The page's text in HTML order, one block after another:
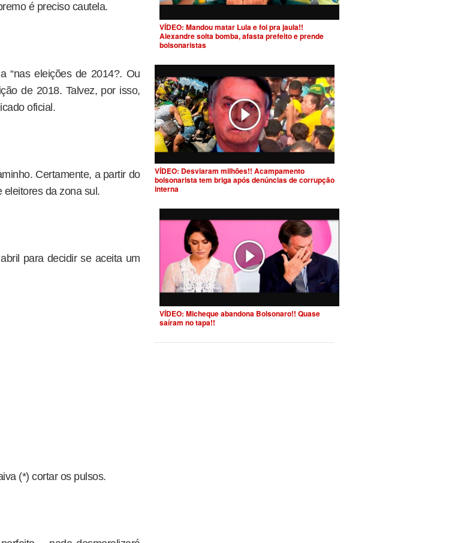
é preciso cautela.
“nas eleições de 2014?. Ou
de 2018. Talvez, por isso,
oficial.
Certamente, a partir do
eleitores da zona sul.
para decidir se aceita um
(*) cortar os pulsos.
VÍDEO: Mandou matar Lula e foi pra jaula!!
Alexandre solta bomba, afasta prefeito e prende
bolsonaristas
VÍDEO: Desviaram milhões!! Acampamento
bolsonarista tem briga após denúncias de corrupção
interna
VÍDEO: Micheque abandona Bolsonaro!! Quase
saíram no tapa!!